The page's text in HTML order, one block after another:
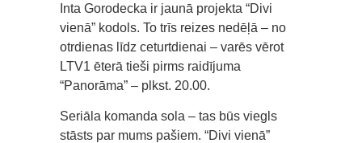
Inta Gorodecka ir jaunā projekta “Divi
vienā” kodols. To trīs reizes nedēļā – no
otrdienas līdz ceturtdienai – varēs vērot
LTV1 ēterā tieši pirms raidījuma
“Panorāma” – plkst. 20.00.
Seriāla komanda sola – tas būs viegls
stāsts par mums pašiem. “Divi vienā”